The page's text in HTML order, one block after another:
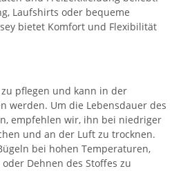
Laufshirts oder bequeme
bietet Komfort und Flexibilität
pflegen und kann in der
werden. Um die Lebensdauer des
empfehlen wir, ihn bei niedriger
und an der Luft zu trocknen.
bei hohen Temperaturen,
Dehnen des Stoffes zu